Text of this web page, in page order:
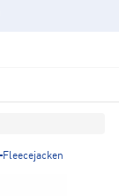
Fleecejacken